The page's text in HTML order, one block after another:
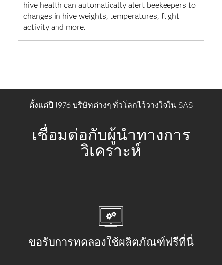
hive health can automatically alert beekeepers to
changes in hive weights, temperatures, flight
activity and more.
ตั้งแต่ปี 1976 บริษัทต่างๆ ทั่วโลกไว้วางใจใน SAS
เชื่อมต่อกับผู้นำทางการ
วิเคราะห์
ขอรับการทดลองใช้ผลิตภัณฑ์ฟรีที่นี่